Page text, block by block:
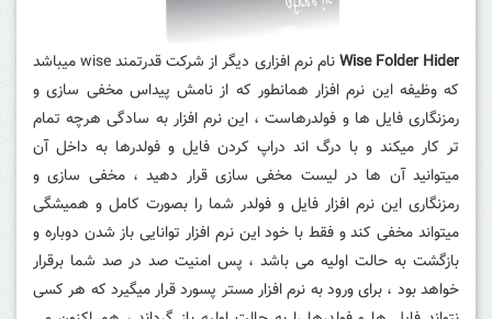
Wise Folder Hider
نام نرم افزاری دیگر از شرکت قدرتمند wise میباشد
که وظیفه این نرم افزار همانطور که از نامش پیداس مخفی سازی و
رمزنگاری فایل ها و فولدرهاست ، این نرم افزار به سادگی هرچه تمام
تر کار میکند و با درگ اند دراپ کردن فایل و فولدرها به داخل آن
میتوانید آن ها در لیست مخفی سازی قرار دهید ، مخفی سازی و
رمزنگاری این نرم افزار فایل و فولدر شما را بصورت کامل و همیشگی
میتواند مخفی کند و فقط با خود این نرم افزار توانایی باز شدن دوباره و
بازگشت به حالت اولیه می باشد ، پس امنیت صد در صد شما برقرار
خواهد بود ، برای ورود به نرم افزار مستر پسورد قرار میگیرد که هر کسی